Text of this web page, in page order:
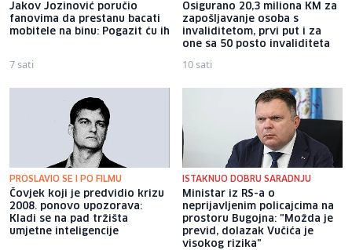
Jakov Jozinović poručio
fanovima da prestanu bacati
mobitele na binu: Pogazit ću ih
7 sati
Osigurano 20,3 miliona KM za
zapošljavanje osoba s
invaliditetom, prvi put i za
one sa 50 posto invaliditeta
10 sati
PROSLAVIO SE I PO FILMU
Čovjek koji je predvidio krizu
2008. ponovo upozorava:
Kladi se na pad tržišta
umjetne inteligencije
ISTAKNUO DOBRU SARADNJU
Ministar iz RS-a o
neprijavljenim policajcima na
prostoru Bugojna: "Možda je
previd, dolazak Vučića je
visokog rizika"